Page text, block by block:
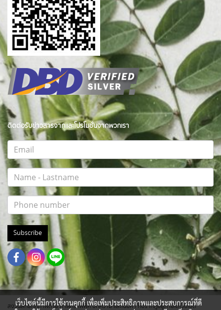
ติดต่อรับข่าวสารจากและโปรโมชั่นจากพวกเรา
Subscribe
สงวนสิทธิ์ทุกภาพถ่าย ภาพกราฟฟิค บทความ และเนื้อหา ที่ปรากฎอยู่ภายใต้เว็บไซต์
เว็บไซต์นี้มีการใช้งานคุกกี้ เพื่อเพิ่มประสิทธิภาพและประสบการณ์ที่ดี